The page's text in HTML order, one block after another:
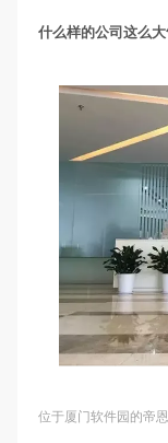
什么样的公司这么大
位于厦门软件园的帝